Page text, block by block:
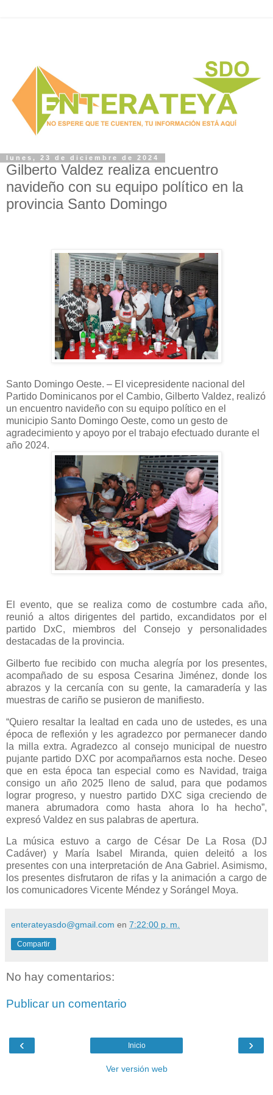
lunes, 23 de diciembre de 2024
Gilberto Valdez realiza encuentro
navideño con su equipo político en la
provincia Santo Domingo
Santo Domingo Oeste. – El vicepresidente nacional del
Partido Dominicanos por el Cambio, Gilberto Valdez, realizó
un encuentro navideño con su equipo político en el
municipio Santo Domingo Oeste, como un gesto de
agradecimiento y apoyo por el trabajo efectuado durante el
año 2024.
El evento, que se realiza como de costumbre cada año,
reunió a altos dirigentes del partido, excandidatos por el
partido DxC, miembros del Consejo y personalidades
destacadas de la provincia.
Gilberto fue recibido con mucha alegría por los presentes,
acompañado de su esposa Cesarina Jiménez, donde los
abrazos y la cercanía con su gente, la camaradería y las
muestras de cariño se pusieron de manifiesto.
“Quiero resaltar la lealtad en cada uno de ustedes, es una
época de reflexión y les agradezco por permanecer dando
la milla extra. Agradezco al consejo municipal de nuestro
pujante partido DXC por acompañarnos esta noche. Deseo
que en esta época tan especial como es Navidad, traiga
consigo un año 2025 lleno de salud, para que podamos
lograr progreso, y nuestro partido DXC siga creciendo de
manera abrumadora como hasta ahora lo ha hecho”,
expresó Valdez en sus palabras de apertura.
La música estuvo a cargo de César De La Rosa (DJ
Cadáver) y María Isabel Miranda, quien deleitó a los
presentes con una interpretación de Ana Gabriel. Asimismo,
los presentes disfrutaron de rifas y la animación a cargo de
los comunicadores Vicente Méndez y Sorángel Moya.
enterateyasdo@gmail.com en 7:22:00 p. m.
Compartir
No hay comentarios:
Publicar un comentario
‹ ›
Inicio
Ver versión web